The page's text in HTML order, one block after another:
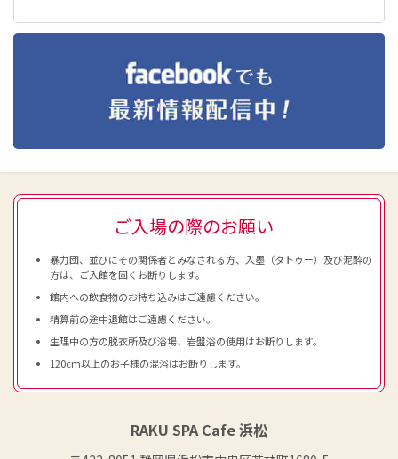
ご入場の際のお願い
暴力団、並びにその関係者とみなされる方、入墨（タトゥー）及び泥酔の
方は、ご入館を固くお断りします。
館内への飲食物のお持ち込みはご遠慮ください。
精算前の途中退館はご遠慮ください。
生理中の方の脱衣所及び浴場、岩盤浴の使用はお断りします。
120cm以上のお子様の混浴はお断りします。
RAKU SPA Cafe 浜松